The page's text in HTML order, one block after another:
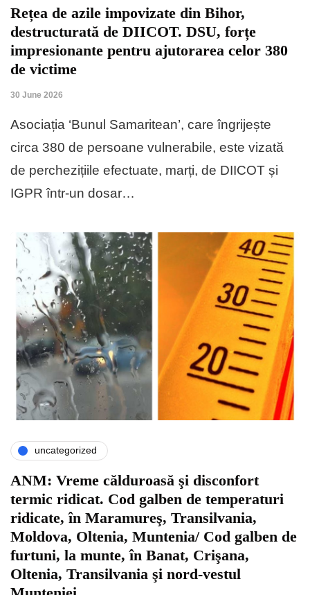
Rețea de azile impovizate din Bihor,
destructurată de DIICOT. DSU, forțe
impresionante pentru ajutorarea celor 380
de victime
30 June 2026
Asociația ‘Bunul Samaritean’, care îngrijește
circa 380 de persoane vulnerabile, este vizată
de perchezițiile efectuate, marți, de DIICOT și
IGPR într-un dosar…
uncategorized
ANM: Vreme călduroasă şi disconfort
termic ridicat. Cod galben de temperaturi
ridicate, în Maramureş, Transilvania,
Moldova, Oltenia, Muntenia/ Cod galben de
furtuni, la munte, în Banat, Crişana,
Oltenia, Transilvania şi nord-vestul